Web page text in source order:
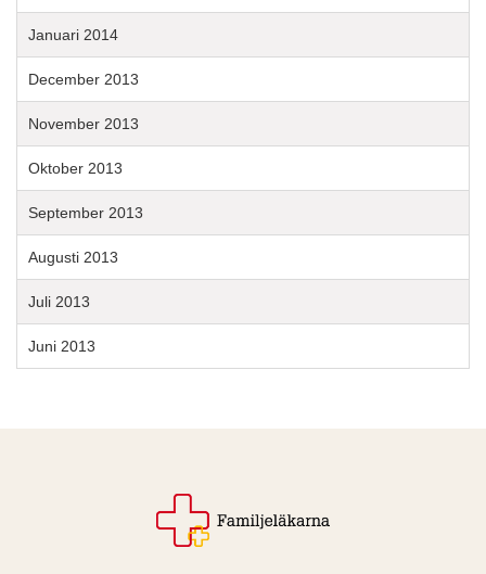
Januari 2014
December 2013
November 2013
Oktober 2013
September 2013
Augusti 2013
Juli 2013
Juni 2013